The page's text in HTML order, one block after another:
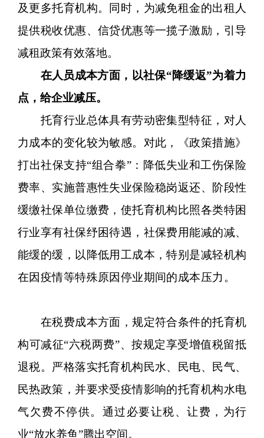
及更多托育机构。同时，为减免租金的出租人
提供税收优惠、信贷优惠等一揽子激励，引导
减租政策有效落地。
在人员成本方面，以社保“降缓返”为着力
点，给企业减压。
托育行业总体具有劳动密集型特征，对人
力成本的变化较为敏感。对此，《政策措施》
打出社保支持“组合拳”：降低失业和工伤保险
费率、实施普惠性失业保险稳岗返还、阶段性
缓缴社保单位缴费，使托育机构比照各类特困
行业享有社保纾困待遇，社保费用能减的减、
能缓的缓，以降低用工成本，特别是减轻机构
在因疫情等特殊原因停业期间的成本压力。
在税费成本方面，规定符合条件的托育机
构可减征“六税两费”、按规定享受增值税留抵
退税。严格落实托育机构民水、民电、民气、
民热政策，并要求受疫情影响的托育机构水电
气欠费不停供。通过必要让税、让费，为行
业“放水养鱼”腾出空间。